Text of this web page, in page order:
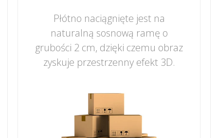
Płótno naciągnięte jest na
naturalną sosnową ramę o
grubości 2 cm, dzięki czemu obraz
zyskuje przestrzenny efekt 3D.